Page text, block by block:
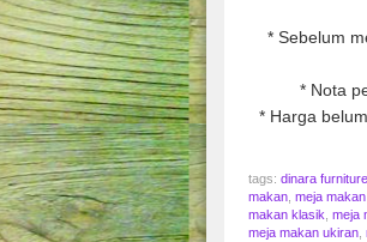
* Sebelum
* Nota
* Harga
tags: dinara furniture
makan meja
makan klasik meja
meja makan ukiran